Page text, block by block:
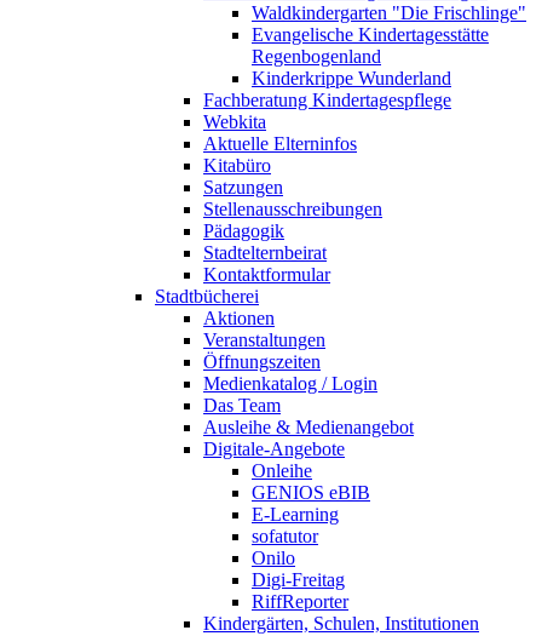
Waldkindergarten "Die Frischlinge"
Evangelische Kindertagesstätte
Regenbogenland
Kinderkrippe Wunderland
Fachberatung Kindertagespflege
Webkita
Aktuelle Elterninfos
Kitabüro
Satzungen
Stellenausschreibungen
Pädagogik
Stadtelternbeirat
Kontaktformular
Stadtbücherei
Aktionen
Veranstaltungen
Öffnungszeiten
Medienkatalog / Login
Das Team
Ausleihe & Medienangebot
Digitale-Angebote
Onleihe
GENIOS eBIB
E-Learning
sofatutor
Onilo
Digi-Freitag
RiffReporter
Kindergärten, Schulen, Institutionen